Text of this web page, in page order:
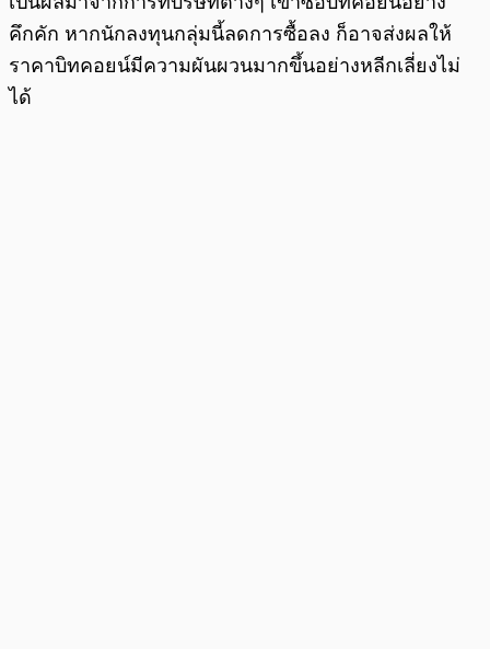
คึกคัก หากนักลงทุนกลุ่มนี้ลดการซื้อลง ก็อาจส่งผลให้
ราคาบิทคอยน์มีความผันผวนมากขึ้นอย่างหลีกเลี่ยงไม่
ได้